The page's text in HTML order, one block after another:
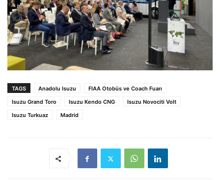
TAGS Anadolu Isuzu
FIAA Otobüs ve Coach Fuarı
Isuzu Grand Toro
Isuzu Kendo CNG
Isuzu Novociti Volt
Isuzu Turkuaz
Madrid